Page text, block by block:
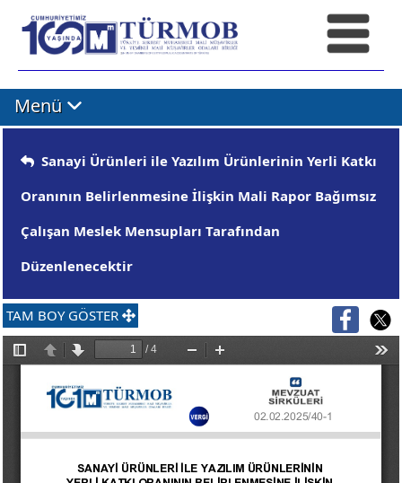
Menü
Sanayi Ürünleri ile Yazılım Ürünlerinin Yerli Katkı
Oranının Belirlenmesine İlişkin Mali Rapor Bağımsız
Çalışan Meslek Mensupları Tarafından
Düzenlenecektir
TAM BOY GÖSTER